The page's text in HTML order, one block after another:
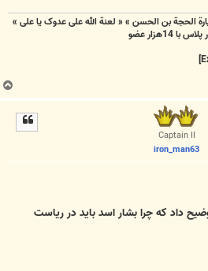
الحجة بن الحسن » « لعنة الله علی عدوک یا علی »
عضو
ب
ا
Captain II
iron_man63
داد که چرا بشار اسد باید در ریاست